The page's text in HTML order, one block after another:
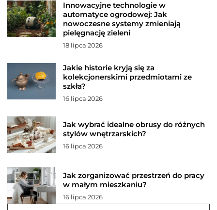
Innowacyjne technologie w
automatyce ogrodowej: Jak
nowoczesne systemy zmieniają
pielęgnację zieleni
18 lipca 2026
Jakie historie kryją się za
kolekcjonerskimi przedmiotami ze
szkła?
16 lipca 2026
Jak wybrać idealne obrusy do różnych
stylów wnętrzarskich?
16 lipca 2026
Jak zorganizować przestrzeń do pracy
w małym mieszkaniu?
16 lipca 2026